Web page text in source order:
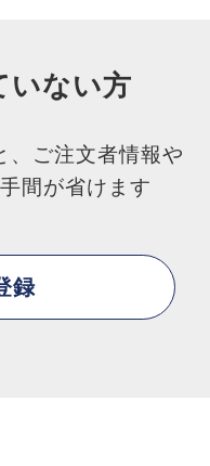
いない方
、ご注文者情報や
間が省けます